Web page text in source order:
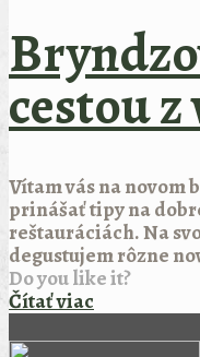
cestou
Vítam vás na novom
prinášať tipy na
reštauráciách. Na
degustujem rôzne
Do you like it?
Čítať viac